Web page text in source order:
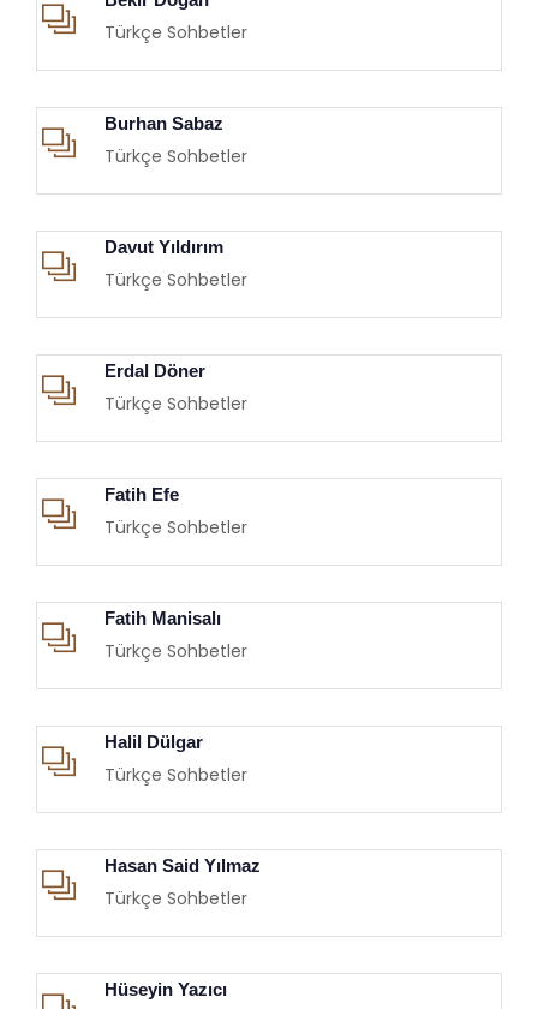
Türkçe Sohbetler
Burhan Sabaz
Türkçe Sohbetler
Davut Yıldırım
Türkçe Sohbetler
Erdal Döner
Türkçe Sohbetler
Fatih Efe
Türkçe Sohbetler
Fatih Manisalı
Türkçe Sohbetler
Halil Dülgar
Türkçe Sohbetler
Hasan Said Yılmaz
Türkçe Sohbetler
Hüseyin Yazıcı